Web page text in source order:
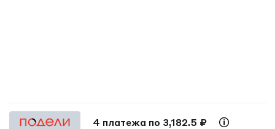
4 платежа по 3,182.5 ₽